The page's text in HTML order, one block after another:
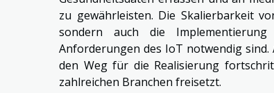
zu gewährleisten. Die Skalierbarkeit
sondern auch die
Anforderungen des IoT notwendig
den Weg für die Realisierung
zahlreichen Branchen freisetzt.